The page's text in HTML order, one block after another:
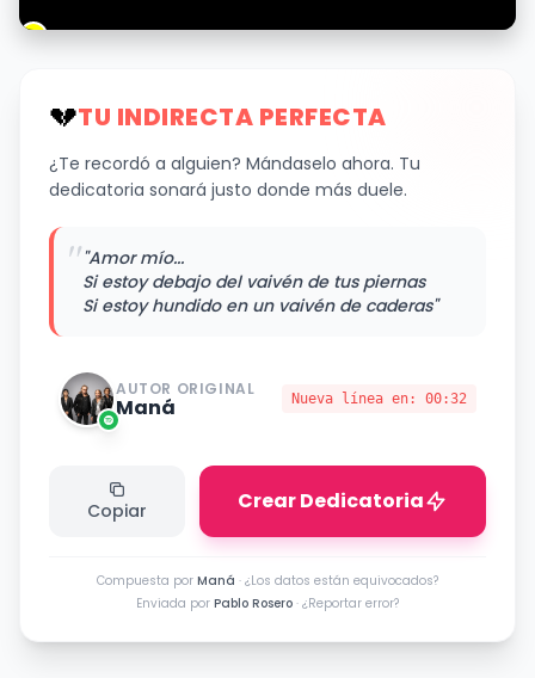
💔TU INDIRECTA PERFECTA
¿Te recordó a alguien? Mándaselo ahora. Tu
dedicatoria sonará justo donde más duele.
""Amor mío...
Si estoy debajo del vaivén de tus piernas
Si estoy hundido en un vaivén de caderas"
AUTOR ORIGINAL
Maná Nueva línea en: 00:32
Copiar Crear Dedicatoria
Compuesta por Maná · ¿Los datos están equivocados?
Enviada por Pablo Rosero · ¿Reportar error?